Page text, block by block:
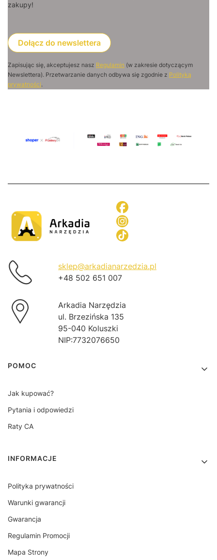
zakupy!
Dołącz do newslettera
Zapisując się, akceptujesz nasz Regulamin (w zakresie dotyczącym
Newslettera). Przetwarzanie danych odbywa się zgodnie z Polityką
prywatności.
sklep@arkadianarzedzia.pl
+48 502 651 007
Arkadia Narzędzia
ul. Brzezińska 135
95-040 Koluszki
NIP:7732076650
Linki w stopce
POMOC
Jak kupować?
Pytania i odpowiedzi
Raty CA
INFORMACJE
Polityka prywatności
Warunki gwarancji
Gwarancja
Regulamin Promocji
Mapa Strony